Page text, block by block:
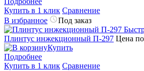
Купить в 1 клик Сравнение
В избранное
Под заказ
Плинтус инжекционный П-297 Цена
Купить
Подробнее
Купить в 1 клик Сравнение